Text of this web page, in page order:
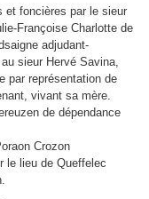
et foncières par le sieur
Françoise Charlotte de
adjudant-
sieur Hervé Savina,
par représentation de
vivant sa mère.
de dépendance
Crozon
le lieu de Queffelec